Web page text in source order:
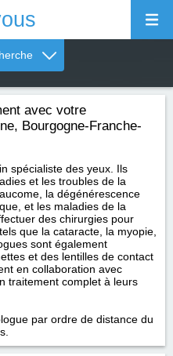
avec votre
Bourgogne-Franche-
spécialiste des yeux. Ils
et les troubles de la
la dégénérescence
et les maladies de la
des chirurgies pour
que la cataracte, la myopie,
sont également
et des lentilles de contact
en collaboration avec
traitement complet à leurs
par ordre de distance du